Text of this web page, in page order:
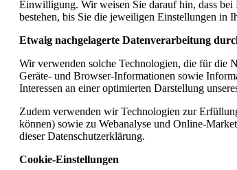
Einwilligung. Wir weisen Sie darauf hin, dass
bestehen, bis Sie die jeweiligen Einstellungen in
Etwaig nachgelagerte Datenverarbeitung
Wir verwenden solche Technologien, die für die
Geräte- und Browser-Informationen sowie
Interessen an einer optimierten Darstellung
Zudem verwenden wir Technologien zur
können) sowie zu Webanalyse und Online-
dieser Datenschutzerklärung.
Cookie-Einstellungen